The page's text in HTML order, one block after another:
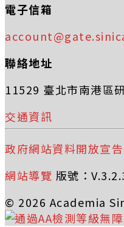
電子信箱
聯絡地址
11529 臺北市南港區
交通資訊
政府網站資料開放宣告
網站導覽 版號：
© 2026 Academia